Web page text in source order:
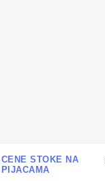
CENE STOKE NA
PIJACAMA